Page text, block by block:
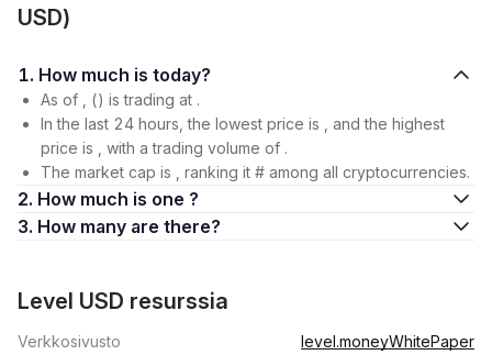
USD)
1. How much is today?
As of , () is trading at .
In the last 24 hours, the lowest price is , and the highest
price is , with a trading volume of .
The market cap is , ranking it # among all cryptocurrencies.
2. How much is one ?
3. How many are there?
Level USD resurssia
Verkkosivusto level.moneyWhitePaper